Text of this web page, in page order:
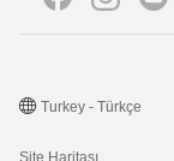
Site Haritası
Turkey - Türkçe